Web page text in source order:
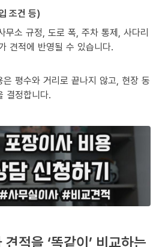
조건 등)
무소 규정, 도로 폭, 주차 통제, 사다리
견적에 반영될 수 있습니다.
평수와 거리로 끝나지 않고, 현장 동
결정합니다.
적을 ‘똑같이’ 비교하는